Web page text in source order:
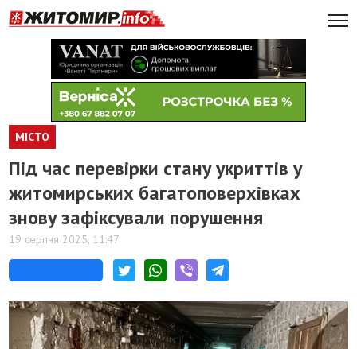
МІСТО
Під час перевірки стану укриттів у
житомирських багатоповерхівках
знову зафіксували порушення
19 серпня 2025, 11:47